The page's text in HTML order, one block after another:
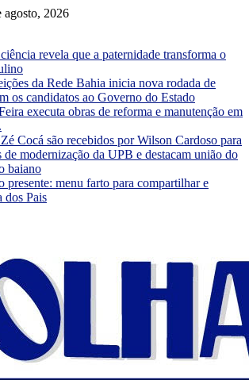
agosto, 2026
revela que a paternidade transforma o
da Rede Bahia inicia nova rodada de
os candidatos ao Governo do Estado
executa obras de reforma e manutenção em
Cocá são recebidos por Wilson Cardoso para
de modernização da UPB e destacam união do
baiano
presente: menu farto para compartilhar e
dos Pais